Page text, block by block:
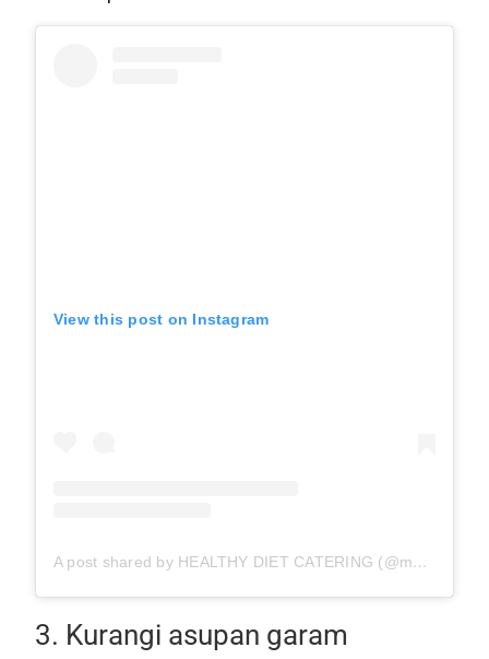
View this post on Instagram
A post shared by HEALTHY DIET CATERING (@mymealcatering)
3. Kurangi asupan garam